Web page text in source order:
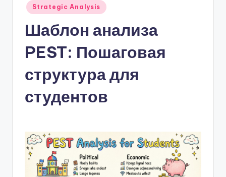
R
si
Опубликовано
Strategic Analysis
Шаблон анализа
PEST: Пошаговая
структура для
студентов